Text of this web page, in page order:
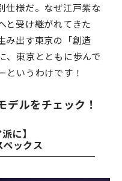
仕様だ。なぜ江戸紫な
受け継がれてきた
み出す東京の「創造
、東京とともに歩んで
というわけです！
ルをチェック！
に】
ペックス